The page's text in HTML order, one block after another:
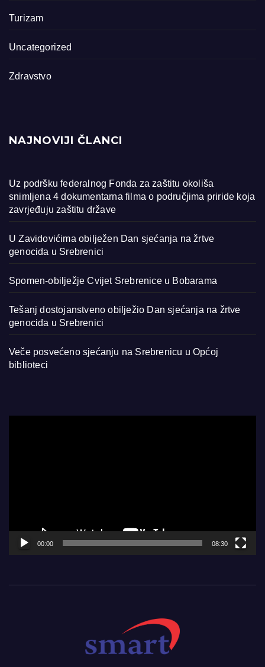
Turizam
Uncategorized
Zdravstvo
NAJNOVIJI ČLANCI
Uz podršku federalnog Fonda za zaštitu okoliša
snimljena 4 dokumentarna filma o područjima priride koja
zavrjeđuju zaštitu države
U Zavidovićima obilježen Dan sjećanja na žrtve
genocida u Srebrenici
Spomen-obilježje Cvijet Srebrenice u Bobarama
Tešanj dostojanstveno obilježio Dan sjećanja na žrtve
genocida u Srebrenici
Veče posvećeno sjećanju na Srebrenicu u Općoj
biblioteci
00:00 08:30